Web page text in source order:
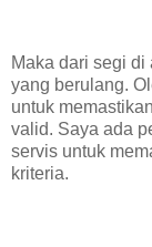
Maka dari segi di
yang berulang.
untuk
valid. Saya ada
servis untuk
kriteria.